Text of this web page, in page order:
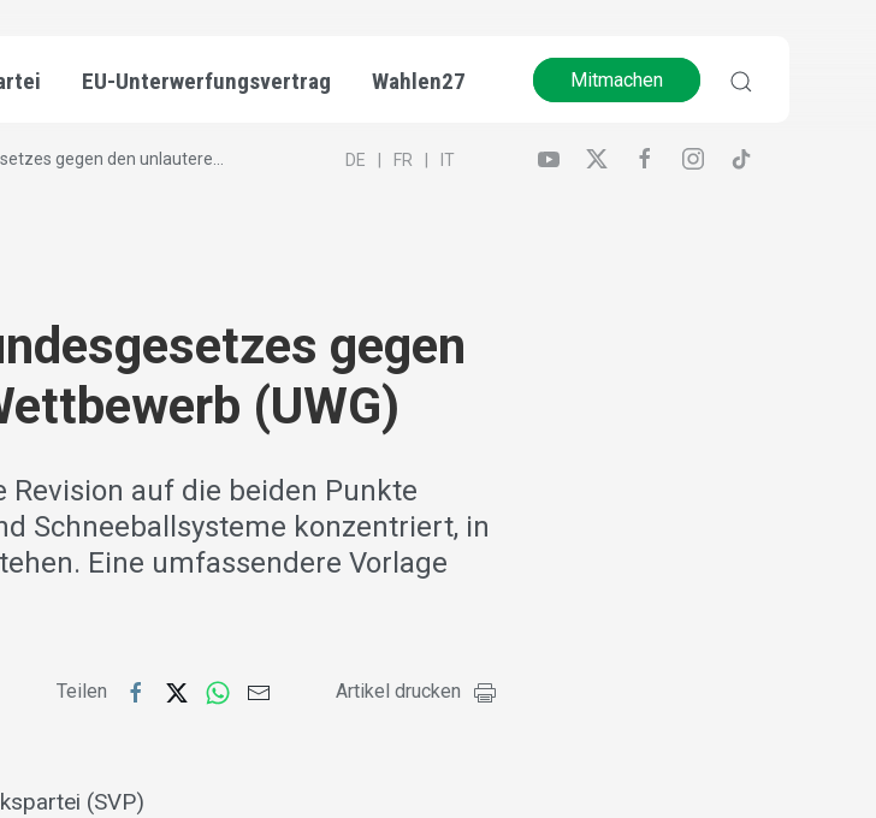
EU-Unterwerfungsvertrag Wahlen27 Mitmachen
gegen den unlautere... DE FR IT
gegen
(UWG)
Revision auf die beiden Punkte
Schneeballsysteme konzentriert, in
Eine umfassendere Vorlage
Teilen Artikel drucken
(SVP)